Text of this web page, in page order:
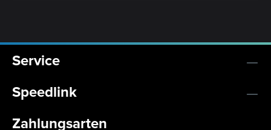
Service
Speedlink
Zahlungsarten